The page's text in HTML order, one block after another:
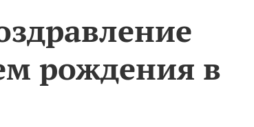
рождения в